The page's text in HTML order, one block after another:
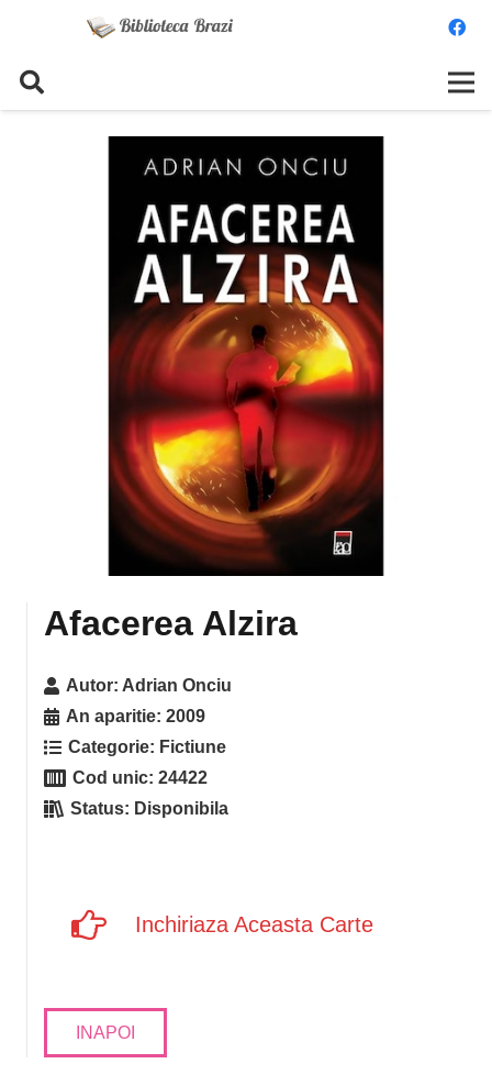
Afacerea Alzira
Autor: Adrian Onciu
An aparitie:2009
Categorie: Fictiune
Cod unic:24422
Status: Disponibila
Inchiriaza Aceasta Carte
INAPOI